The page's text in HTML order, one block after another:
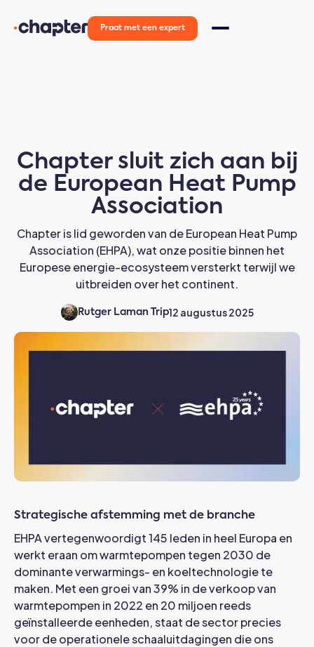
Praat met een expert
Chapter sluit zich aan bij
de European Heat Pump
Association
Chapter is lid geworden van de European Heat Pump
Association (EHPA), wat onze positie binnen het
Europese energie-ecosysteem versterkt terwijl we
uitbreiden over het continent.
Rutger Laman Trip12 augustus 2025
Strategische afstemming met de branche
EHPA vertegenwoordigt 145 leden in heel Europa en
werkt eraan om warmtepompen tegen 2030 de
dominante verwarmings- en koeltechnologie te
maken. Met een groei van 39% in de verkoop van
warmtepompen in 2022 en 20 miljoen reeds
geïnstalleerde eenheden, staat de sector precies
voor de operationele schaaluitdagingen die ons